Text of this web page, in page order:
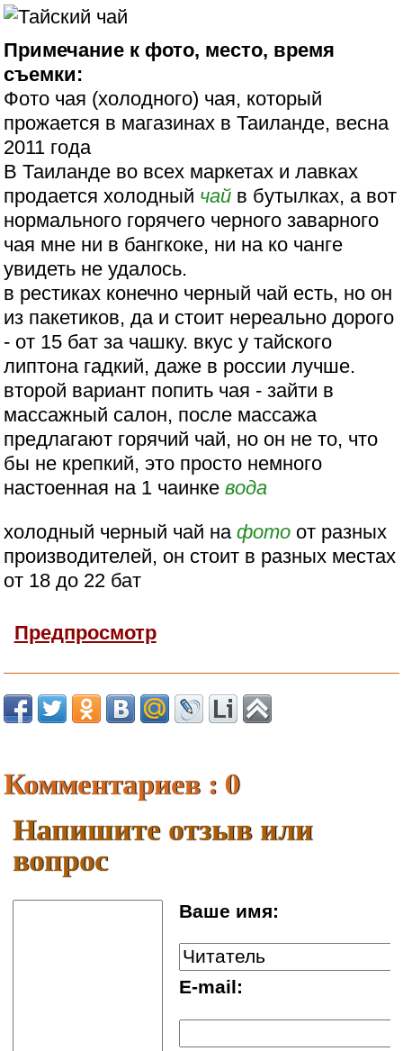
Примечание к фото, место, время
съемки:
Фото чая (холодного) чая, который
прожается в магазинах в Таиланде, весна
2011 года
В Таиланде во всех маркетах и лавках
продается холодный чай в бутылках, а вот
нормального горячего черного заварного
чая мне ни в бангкоке, ни на ко чанге
увидеть не удалось.
в рестиках конечно черный чай есть, но он
из пакетиков, да и стоит нереально дорого
- от 15 бат за чашку. вкус у тайского
липтона гадкий, даже в россии лучше.
второй вариант попить чая - зайти в
массажный салон, после массажа
предлагают горячий чай, но он не то, что
бы не крепкий, это просто немного
настоенная на 1 чаинкевода
холодный черный чай нафото от разных
производителей, он стоит в разных местах
от 18 до 22 бат
Предпросмотр
Комментариев : 0
Напишите отзыв или
вопрос
Ваше имя:
E-mail: